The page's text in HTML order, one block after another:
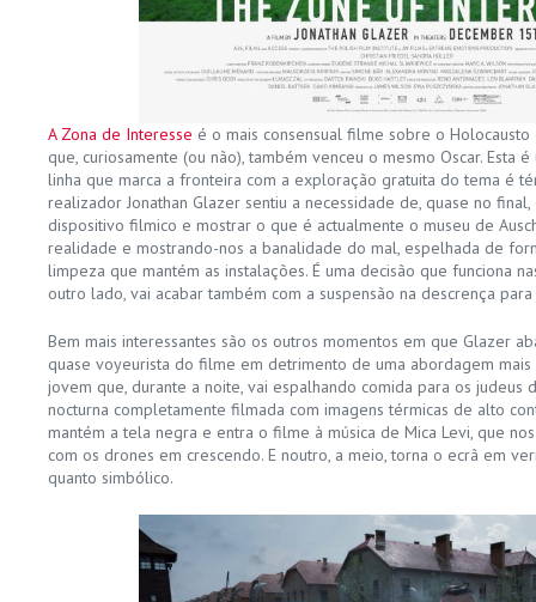
A Zona de Interesse é o mais consensual filme sobre o
que, curiosamente (ou não), também venceu o mesmo Oscar. Esta
linha que marca a fronteira com a exploração gratuita do tema é
realizador Jonathan Glazer sentiu a necessidade de, quase no
dispositivo filmico e mostrar o que é actualmente o museu de
realidade e mostrando-nos a banalidade do mal, espelhada de
limpeza que mantém as instalações. É uma decisão que funciona
outro lado, vai acabar também com a suspensão na descrença
Bem mais interessantes são os outros momentos em que Glazer
quase voyeurista do filme em detrimento de uma abordagem
jovem que, durante a noite, vai espalhando comida para os judeus
nocturna completamente filmada com imagens térmicas de alto
mantém a tela negra e entra o filme à música de Mica Levi, que
com os drones em crescendo. E noutro, a meio, torna o ecrã em
quanto simbólico.